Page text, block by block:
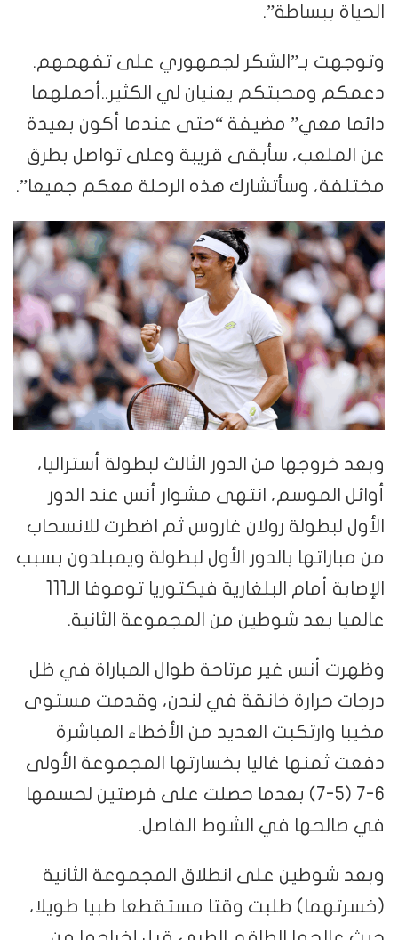
الحياة ببساطة”.
وتوجهت بـ”الشكر لجمهوري على تفهمهم.
دعمكم ومحبتكم يعنيان لي الكثير..أحملهما
دائما معي” مضيفة “حتى عندما أكون بعيدة
عن الملعب، سأبقى قريبة وعلى تواصل بطرق
مختلفة، وسأتشارك هذه الرحلة معكم جميعا”.
وبعد خروجها من الدور الثالث لبطولة أستراليا،
أوائل الموسم، انتهى مشوار أنس عند الدور
الأول لبطولة رولان غاروس ثم اضطرت للانسحاب
من مباراتها بالدور الأول لبطولة ويمبلدون بسبب
الإصابة أمام البلغارية فيكتوريا توموفا الـ111
عالميا بعد شوطين من المجموعة الثانية.
وظهرت أنس غير مرتاحة طوال المباراة في ظل
درجات حرارة خانقة في لندن، وقدمت مستوى
مخيبا وارتكبت العديد من الأخطاء المباشرة
دفعت ثمنها غاليا بخسارتها المجموعة الأولى
6-7 (5-7) بعدما حصلت على فرصتين لحسمها
في صالحها في الشوط الفاصل.
وبعد شوطين على انطلاق المجموعة الثانية
(خسرتهما) طلبت وقتا مستقطعا طبيا طويلا،